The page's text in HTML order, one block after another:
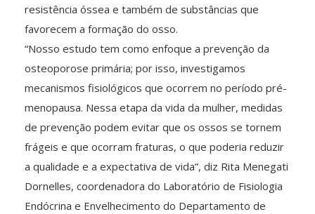
resistência óssea e também de substâncias que
favorecem a formação do osso.
“Nosso estudo tem como enfoque a prevenção da
osteoporose primária; por isso, investigamos
mecanismos fisiológicos que ocorrem no período pré-
menopausa. Nessa etapa da vida da mulher, medidas
de prevenção podem evitar que os ossos se tornem
frágeis e que ocorram fraturas, o que poderia reduzir
a qualidade e a expectativa de vida”, diz Rita Menegati
Dornelles, coordenadora do Laboratório de Fisiologia
Endócrina e Envelhecimento do Departamento de